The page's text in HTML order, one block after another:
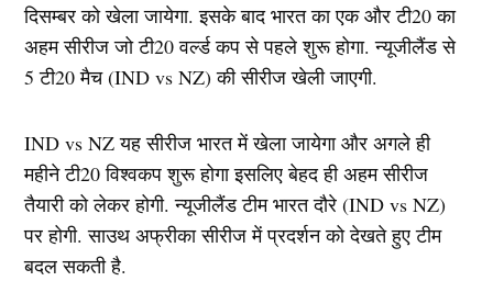
दिसम्बर को खेला जायेगा. इसके बाद भारत का एक और टी20 का
अहम सीरीज जो टी20 वर्ल्ड कप से पहले शुरू होगा. न्यूजीलैंड से
5 टी20 मैच (IND vs NZ) की सीरीज खेली जाएगी.
IND vs NZ यह सीरीज भारत में खेला जायेगा और अगले ही
महीने टी20 विश्वकप शुरू होगा इसलिए बेहद ही अहम सीरीज
तैयारी को लेकर होगी. न्यूजीलैंड टीम भारत दौरे (IND vs NZ)
पर होगी. साउथ अफ्रीका सीरीज में प्रदर्शन को देखते हुए टीम
बदल सकती है.